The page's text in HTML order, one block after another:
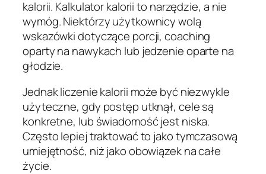
kalorii. Kalkulator kalorii to narzędzie, a nie
wymóg. Niektórzy użytkownicy wolą
wskazówki dotyczące porcji, coaching
oparty na nawykach lub jedzenie oparte na
głodzie.
Jednak liczenie kalorii może być niezwykle
użyteczne, gdy postęp utknął, cele są
konkretne, lub świadomość jest niska.
Często lepiej traktować to jako tymczasową
umiejętność, niż jako obowiązek na całe
życie.